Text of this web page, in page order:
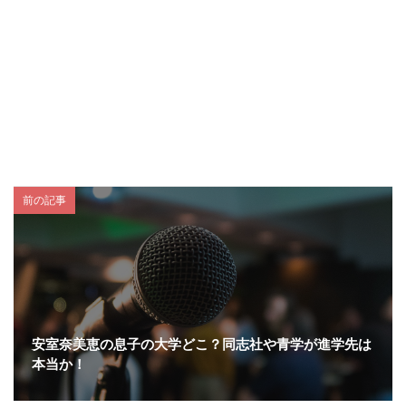
前の記事
安室奈美恵の息子の大学どこ？同志社や青学が進学先は
本当か！